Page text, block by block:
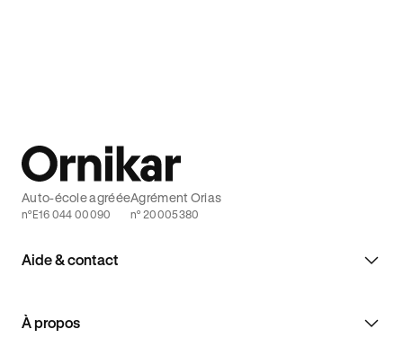
Aide & contact
À propos
Auto-école agréée
n°E16 044 00090
Agrément Orias
n° 20005380